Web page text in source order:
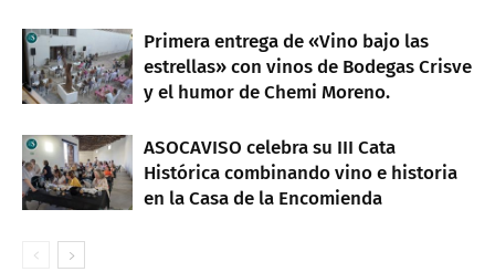
Primera entrega de «Vino bajo las
estrellas» con vinos de Bodegas Crisve
y el humor de Chemi Moreno.
ASOCAVISO celebra su III Cata
Histórica combinando vino e historia
en la Casa de la Encomienda